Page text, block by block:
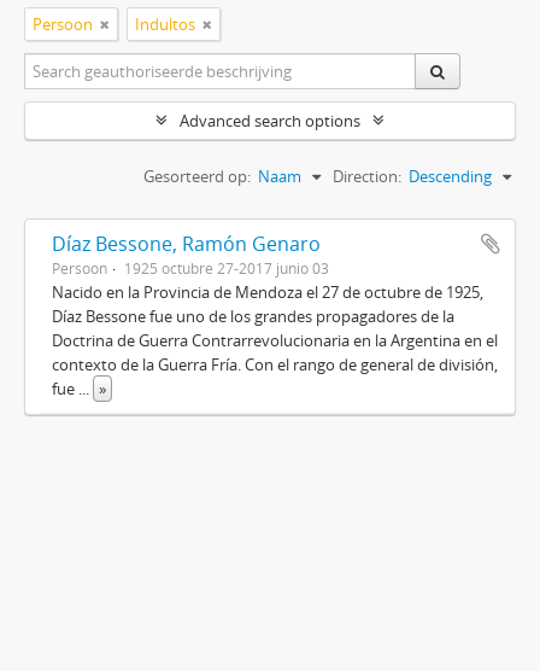
Persoon Indultos
Advanced search options
Gesorteerd op: Naam Direction: Descending
Díaz Bessone, Ramón Genaro
Persoon 1925 octubre 27-2017 junio 03
Nacido en la Provincia de Mendoza el 27 de octubre de 1925,
Díaz Bessone fue uno de los grandes propagadores de la
Doctrina de Guerra Contrarrevolucionaria en la Argentina en el
contexto de la Guerra Fría. Con el rango de general de división,
fue ... »